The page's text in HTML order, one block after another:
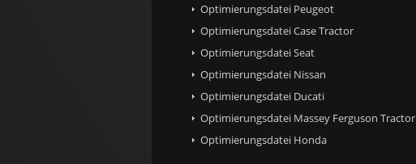
Optimierungsdatei Peugeot
Optimierungsdatei Case Tractor
Optimierungsdatei Seat
Optimierungsdatei Nissan
Optimierungsdatei Ducati
Optimierungsdatei Massey Ferguson Tractor
Optimierungsdatei Honda